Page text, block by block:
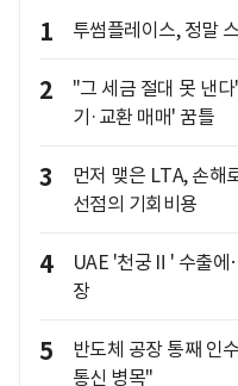
1 투썸플레이스, 정말
2
"그 세금 절대 못 낸
기·교환 매매' 꿈틀
3
먼저 맺은 LTA, 손해
선점의 기회비용
4
UAE '천궁Ⅱ' 수출에
장
5
반도체 공장 통째 인
통신 병목"